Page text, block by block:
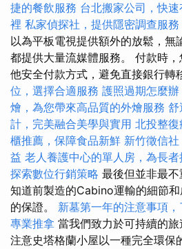
捷的餐飲服務 台北搬家公司，快
裡 私家偵探社，提供隱密調查服務
以為平板電視提供額外的放鬆，無
都提供大量流媒體服務。 付款時
他安全付款方式，避免直接銀行轉
位，選擇合適服務 護照過期怎麼
燴，為您帶來高品質的外燴服務 舒
計，完美融合美學與實用 北投整復
櫃推薦，保障食品新鮮 新竹徵信
益 老人養護中心的單人房，為長
探索數位行銷策略 最後但並非最
知道前製造的Cabino運輸的細節
的保證。 新墓第一年的注意事項
專業推拿 當我們致力於可持續的
注意史塔格蘭小屋以一種完全環保